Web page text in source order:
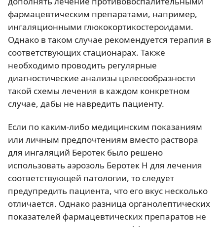
фармацевтическим препаратами, например,
ингаляционными глюкокортикостероидами.
Однако в таком случае рекомендуется терапия в
соответствующих стационарах. Также
необходимо проводить регулярные
диагностические анализы целесообразности
такой схемы лечения в каждом конкретном
случае, дабы не навредить пациенту.
Если по каким-либо медицинским показаниям
или личным предпочтениям вместо раствора
для ингаляций Беротек было решено
использовать аэрозоль Беротек Н для лечения
соответствующей патологии, то следует
предупредить пациента, что его вкус несколько
отличается. Однако разница органолептических
показателей фармацевтических препаратов не